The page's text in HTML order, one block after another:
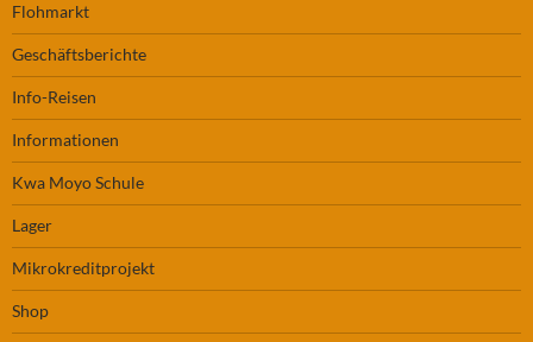
Flohmarkt
Geschäftsberichte
Info-Reisen
Informationen
Kwa Moyo Schule
Lager
Mikrokreditprojekt
Shop